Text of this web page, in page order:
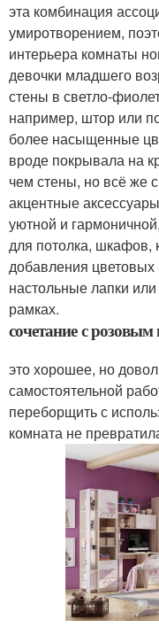
эта комбинация
умиротворением,
интерьера комнаты
девочки младшего
стены в светло-
например, штор или
более насыщенные
вроде покрывала на
чем стены, но всё же
акцентные
уютной и
для потолка, шкафов,
добавления
настольные лапки
рамках.
сочетание с розовым
это хорошее, но
самостоятельной
переборщить с
комната не